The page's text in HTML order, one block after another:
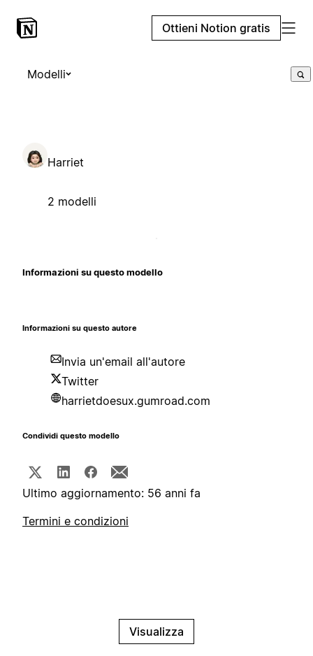
Ottieni Notion gratis
Modelli
Harriet
2 modelli
Informazioni su questo modello
Informazioni su questo autore
Invia un'email all'autore
Twitter
harrietdoesux.gumroad.com
Condividi questo modello
Ultimo aggiornamento: 56 anni fa
Termini e condizioni
Visualizza